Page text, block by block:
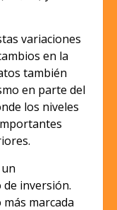
variaciones
en la
también
en parte del
los niveles
inversión.
marcada